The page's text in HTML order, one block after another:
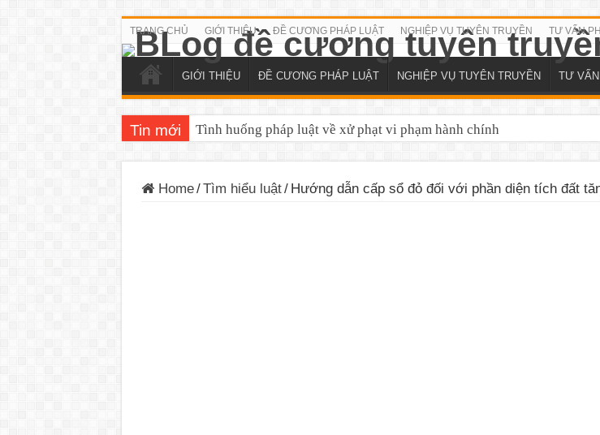
TRANG CHỦ GIỚI THIỆU ĐỀ CƯƠNG PHÁP LUẬT NGHIỆP VỤ TUYÊN TRUYỀN TƯ VẤN
GIỚI THIỆU ĐỀ CƯƠNG PHÁP LUẬT NGHIỆP VỤ TUYÊN TRUYỀN TƯ
Tin mới Tình huống pháp luật về xử phạt vi phạm hành chính
Home/Tìm hiểu luật/ Hướng dẫn cấp sổ đỏ đối với phần diện tích đất